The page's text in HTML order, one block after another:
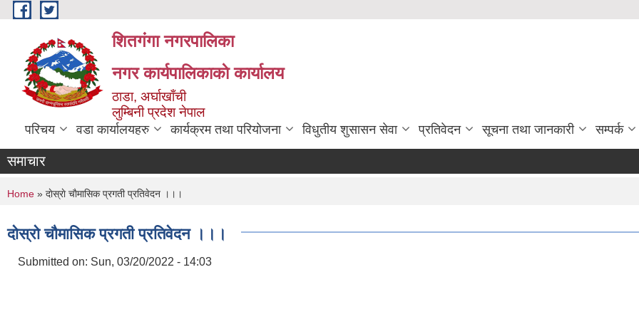
Skip to main content
शितगंगा नगरपालिका
नगर कार्यपालिकाकाे कार्यालय
ठाडा, अर्घाखाँची
लुम्बिनी प्रदेश नेपाल
परिचय वडा कार्यालयहरु कार्यक्रम तथा परियोजना विधुतीय शुसासन सेवा प्रतिवेदन सूचना तथा जानकारी सम्पर्क
समाचार
You are here
Home » दाेस्राे चाैमासिक प्रगती प्रतिवेदन ।।।
दाेस्राे चाैमासिक प्रगती प्रतिवेदन ।।।
Submitted on: Sun, 03/20/2022 - 14:03